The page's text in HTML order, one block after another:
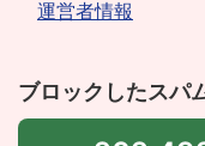
運営者情報
ブロックしたスパ